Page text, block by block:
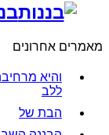
מאמרים אחרונים
והיא
ללב
הבת של